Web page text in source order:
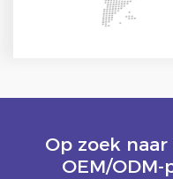
Op zoek
OEM/